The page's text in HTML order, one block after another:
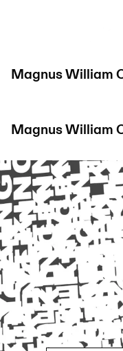
Magnus William
Magnus William